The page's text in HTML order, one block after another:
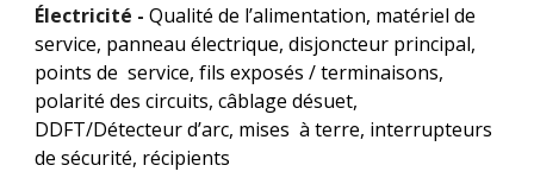
Électricité - Qualité de l’alimentation, matériel de
service, panneau électrique, disjoncteur principal,
points de  service, fils exposés / terminaisons,
polarité des circuits, câblage désuet,
DDFT/Détecteur d’arc, mises  à terre, interrupteurs
de sécurité, récipients